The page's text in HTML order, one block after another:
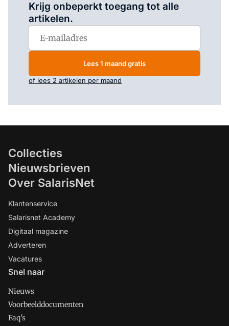
Krijg onbeperkt toegang tot alle
artikelen.
Lees 1 maand gratis
of lees 2 artikelen per maand
Collecties
Nieuwsbrieven
Over SalarisNet
Klantenservice
Salarisnet Academy
Digitaal magazine
Adverteren
Vacatures
Snel naar
Nieuws
Voorbeelddocumenten
Faq's